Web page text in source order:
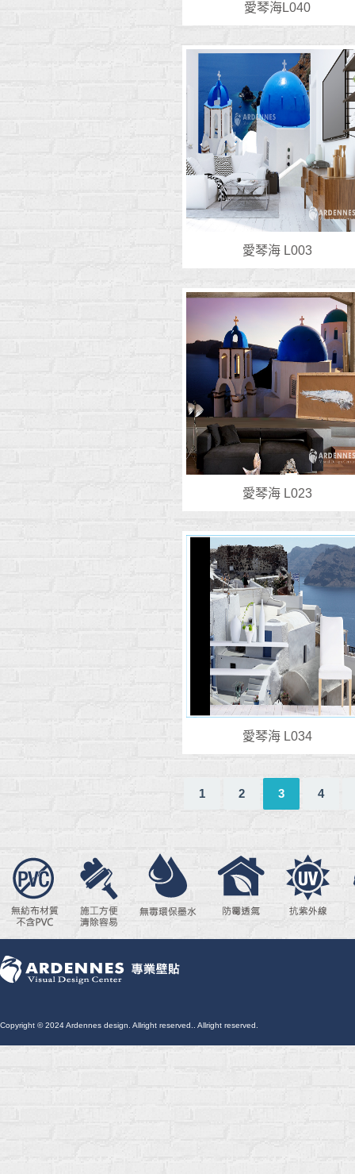
愛琴海L040
愛琴海 L003
愛琴海 L023
愛琴海 L034
1 2 3 4
Copyright © 2024 Ardennes design. Allright reserved.. Allright reserved.